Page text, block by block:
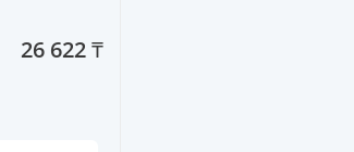
26 622 ₸